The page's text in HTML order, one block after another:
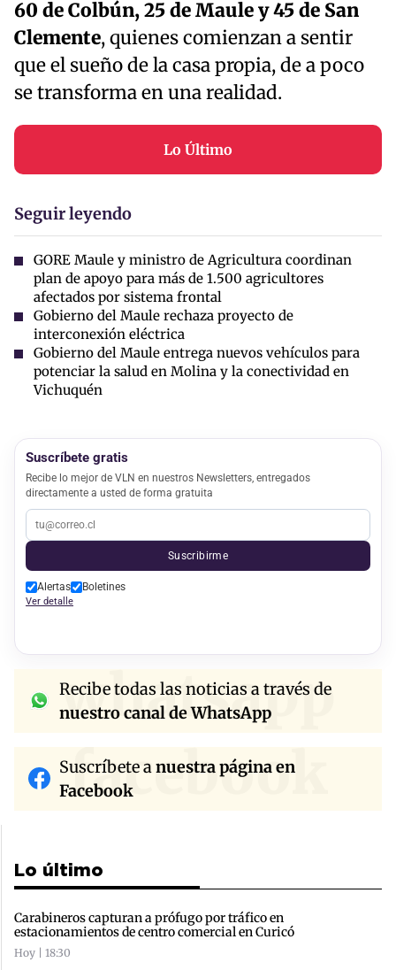
60 de Colbún, 25 de Maule y 45 de San
Clemente, quienes comienzan a sentir
que el sueño de la casa propia, de a poco
se transforma en una realidad.
Lo Último
Seguir leyendo
GORE Maule y ministro de Agricultura coordinan
plan de apoyo para más de 1.500 agricultores
afectados por sistema frontal
Gobierno del Maule rechaza proyecto de
interconexión eléctrica
Gobierno del Maule entrega nuevos vehículos para
potenciar la salud en Molina y la conectividad en
Vichuquén
Suscríbete gratis
Recibe lo mejor de VLN en nuestros Newsletters, entregados
directamente a usted de forma gratuita
Suscribirme
Alertas Boletines
Ver detalle
whatsapp
Recibe todas las noticias a través de
nuestro canal de WhatsApp
facebook
Suscríbete a nuestra página en
Facebook
Lo último
Carabineros capturan a prófugo por tráfico en
estacionamientos de centro comercial en Curicó
Hoy | 18:30